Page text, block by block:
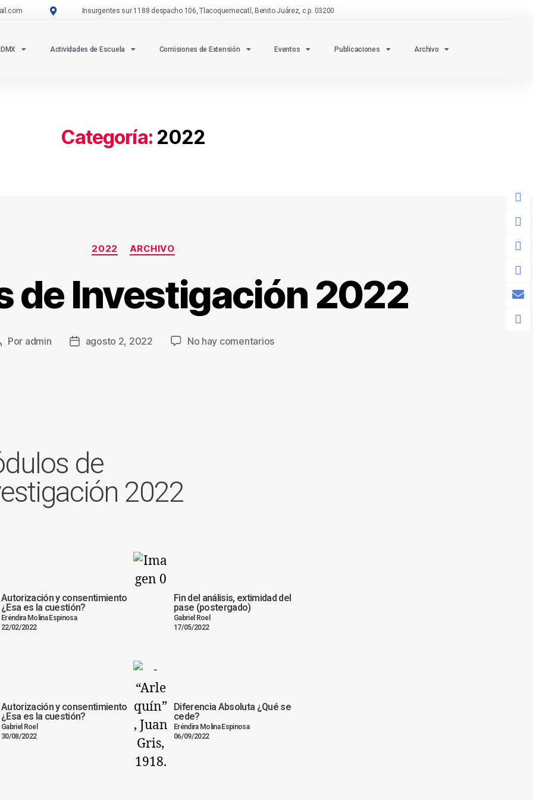
Insurgentes sur 1188 despacho 106, Tlacoquemecatl, Benito Juárez, c.p. 03200
Actividades de Escuela Comisiones de Extensión Eventos Publicaciones Archivo
Categoría: 2022
2022 ARCHIVO
de Investigación 2022
Por admin agosto 2, 2022 No hay comentarios
de
2022
Autorización y consentimiento
¿Esa es la cuestión?
Eréndira Molina Espinosa
22/02/2022
Fin del análisis, extimidad del
pase (postergado)
Gabriel Roel
17/05/2022
Autorización y consentimiento
¿Esa es la cuestión?
Gabriel Roel
30/08/2022
Diferencia Absoluta ¿Qué se
cede?
Eréndira Molina Espinosa
06/09/2022